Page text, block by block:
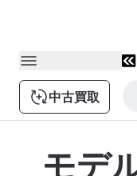
中古買取
モデ